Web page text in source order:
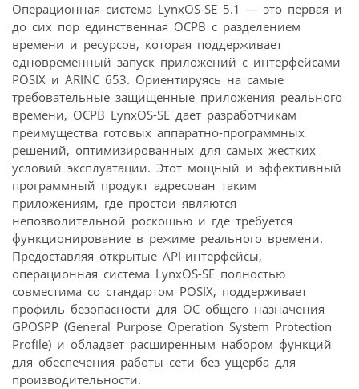
Операционная система LynxOS-SE 5.1 — это первая и
до сих пор единственная ОСРВ с разделением
времени и ресурсов, которая поддерживает
одновременный запуск приложений с интерфейсами
POSIX и ARINC 653. Ориентируясь на самые
требовательные защищенные приложения реального
времени, ОСРВ LynxOS-SE дает разработчикам
преимущества готовых аппаратно-программных
решений, оптимизированных для самых жестких
условий эксплуатации. Этот мощный и эффективный
программный продукт адресован таким
приложениям, где простои являются
непозволительной роскошью и где требуется
функционирование в режиме реального времени.
Предоставляя открытые API-интерфейсы,
операционная система LynxOS-SE полностью
совместима со стандартом POSIX, поддерживает
профиль безопасности для ОС общего назначения
GPOSPP (General Purpose Operation System Protection
Profile) и обладает расширенным набором функций
для обеспечения работы сети без ущерба для
производительности.